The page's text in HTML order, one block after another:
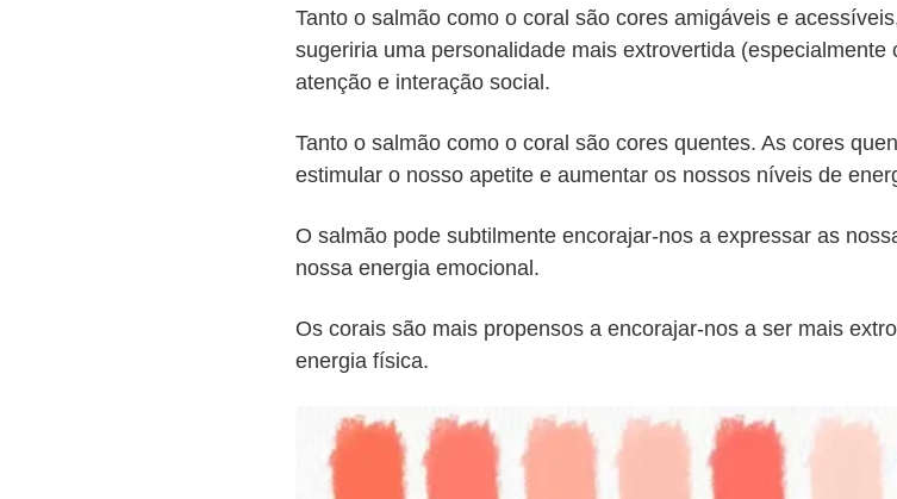
Tanto o salmão como o coral são cores amigáveis e
sugeriria uma personalidade mais extrovertida
atenção e interação social.
Tanto o salmão como o coral são cores quentes. As cores
estimular o nosso apetite e aumentar os nossos níveis de
O salmão pode subtilmente encorajar-nos a expressar as
nossa energia emocional.
Os corais são mais propensos a encorajar-nos a ser mais
energia física.